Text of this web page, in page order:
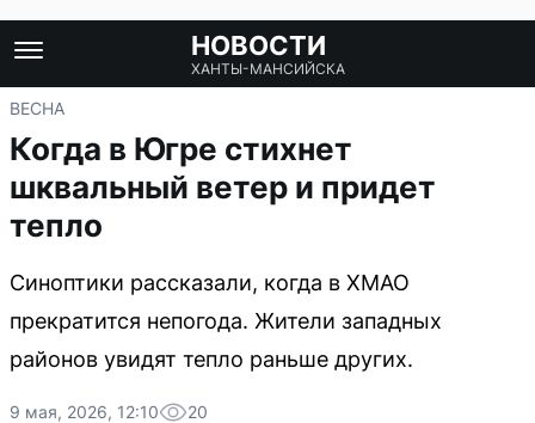
НОВОСТИ
ХАНТЫ-МАНСИЙСКА
ВЕСНА
Когда в Югре стихнет
шквальный ветер и придет
тепло
Синоптики рассказали, когда в ХМАО
прекратится непогода. Жители западных
районов увидят тепло раньше других.
9 мая, 2026, 12:10 20